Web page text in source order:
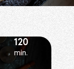
120
min.